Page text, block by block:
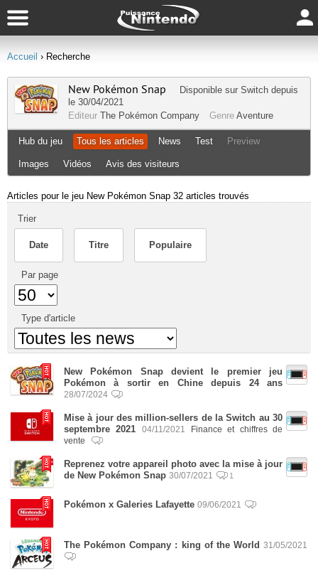
Accueil › Recherche
New Pokémon Snap Disponible sur Switch depuis
le 30/04/2021
Editeur The Pokémon Company Genre Aventure
Hub du jeu Tous les articles News Test Preview
Images Vidéos Avis des visiteurs
Articles pour le jeu New Pokémon Snap 32 articles trouvés
Trier
Date Titre Populaire
Par page
Type d'article
New Pokémon Snap devient le premier jeu
Pokémon à sortir en Chine depuis 24 ans
28/07/2024
Mise à jour des million-sellers de la Switch au 30
septembre 2021
04/11/2021
Finance et chiffres de
vente
Reprenez votre appareil photo avec la mise à jour
de New Pokémon Snap 30/07/2021 1
Pokémon x Galeries Lafayette 09/06/2021
The Pokémon Company : king of the World 31/05/2021